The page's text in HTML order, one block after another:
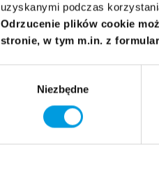
uzyskanymi podczas
Odrzucenie plików cookie
stronie, w tym m.in. z
Niezbędne